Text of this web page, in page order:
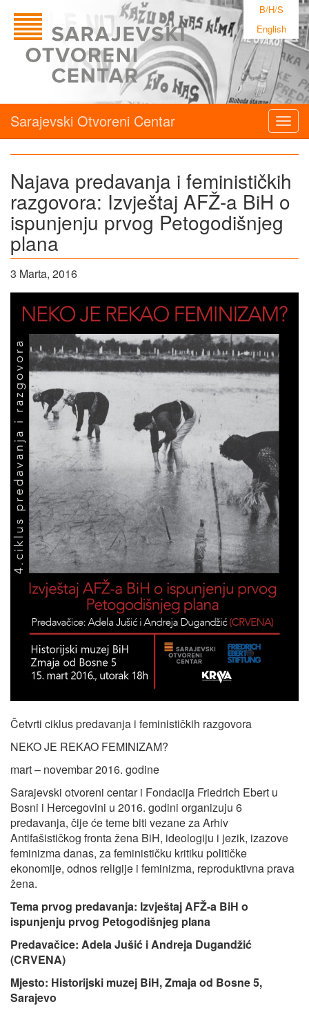
B/H/S
English
Sarajevski Otvoreni Centar
Najava predavanja i feminističkih
razgovora: Izvještaj AFŽ-a BiH o
ispunjenju prvog Petogodišnjeg
plana
3 Marta, 2016
Četvrti ciklus predavanja i feminističkih razgovora
NEKO JE REKAO FEMINIZAM?
mart – novembar 2016. godine
Sarajevski otvoreni centar i Fondacija Friedrich Ebert u
Bosni i Hercegovini u 2016. godini organizuju 6
predavanja, čije će teme biti vezane za Arhiv
Antifašističkog fronta žena BiH, ideologiju i jezik, izazove
feminizma danas, za feminističku kritiku političke
ekonomije, odnos religije i feminizma, reproduktivna prava
žena.
Tema prvog predavanja: Izvještaj AFŽ-a BiH o
ispunjenju prvog Petogodišnjeg plana
Predavačice: Adela Jušić i Andreja Dugandžić
(CRVENA)
Mjesto: Historijski muzej BiH,Zmaja od Bosne 5,
Sarajevo